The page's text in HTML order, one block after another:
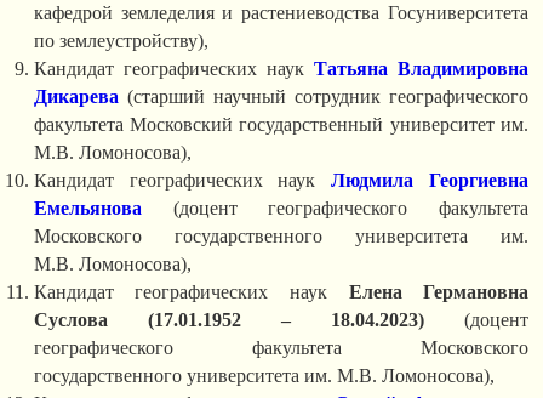
кафедрой земледелия и растениеводства Госуниверситета
по землеустройству),
Кандидат географических наук Татьяна Владимировна
Дикарева (старший научный сотрудник географического
факультета Московский государственный университет им.
М.В. Ломоносова),
Кандидат географических наукЛюдмила Георгиевна
Емельянова (доцент географического факультета
Московского государственного университета им.
М.В. Ломоносова),
Кандидат географических наук Елена Германовна
Суслова (17.01.1952 – 18.04.2023) (доцент
географического факультета Московского
государственного университета им. М.В. Ломоносова),